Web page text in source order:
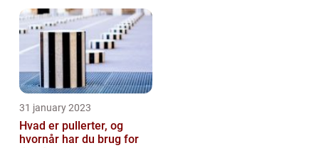
31 january 2023
Hvad er pullerter, og
hvornår har du brug for